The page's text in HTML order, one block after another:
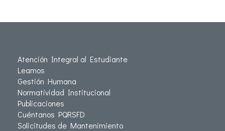
Atención Integral al Estudiante
Leamos
Gestión Humana
Normatividad Institucional
Publicaciones
Cuéntanos PQRSFD
Solicitudes de Mantenimiento